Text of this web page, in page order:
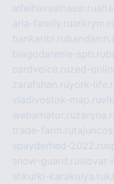
alfeihavsalnassr.ru
aria-family.ru
bankaribi.ru
blagodarenie-spb.ru
cardvoice.ruzed-
zarafshan.ruyork-
vladivostok-map.ru
webamator.ru
trade-farm.ru
spayderhed-2022.ru
snow-guard.ruslovar-
shkurki-karakulya.ru